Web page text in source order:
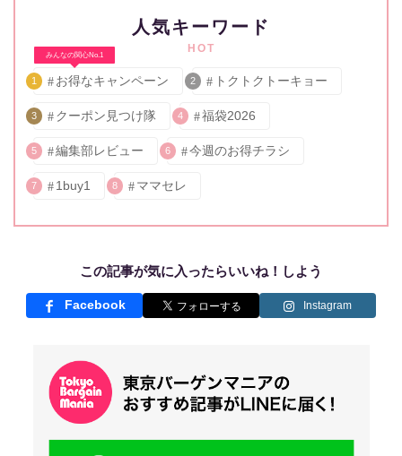
人気キーワード
HOT
みんなの関心No.1
1 お得なキャンペーン 2 トクトクトーキョー
3 クーポン見つけ隊 4 福袋2026
5 編集部レビュー 6 今週のお得チラシ
7 1buy1 8 ママセレ
この記事が気に入ったらいいね！しよう
Facebook Instagram